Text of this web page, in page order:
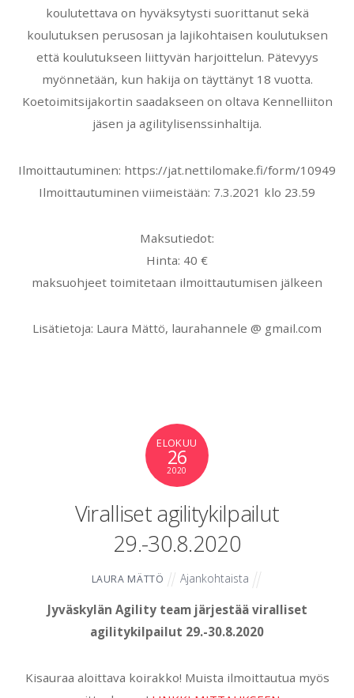
koulutettava on hyväksytysti suorittanut sekä
koulutuksen perusosan ja lajikohtaisen koulutuksen
että koulutukseen liittyvän harjoittelun. Pätevyys
myönnetään, kun hakija on täyttänyt 18 vuotta.
Koetoimitsijakortin saadakseen on oltava Kennelliiton
jäsen ja agilitylisenssinhaltija.
Ilmoittautuminen: https://jat.nettilomake.fi/form/10949
Ilmoittautuminen viimeistään: 7.3.2021 klo 23.59
Maksutiedot:
Hinta: 40 €
maksuohjeet toimitetaan ilmoittautumisen jälkeen
Lisätietoja: Laura Mättö, laurahannele @ gmail.com
ELOKUU
26
2020
Viralliset agilitykilpailut
29.-30.8.2020
LAURA MÄTTÖ Ajankohtaista
Jyväskylän Agility team järjestää viralliset
agilitykilpailut 29.-30.8.2020
Kisauraa aloittava koirakko! Muista ilmoittautua myös